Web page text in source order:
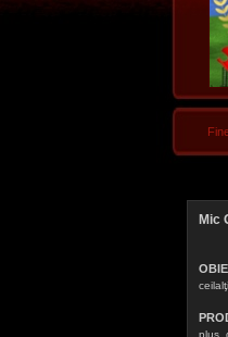
Mic
ceilalţi.
plus,